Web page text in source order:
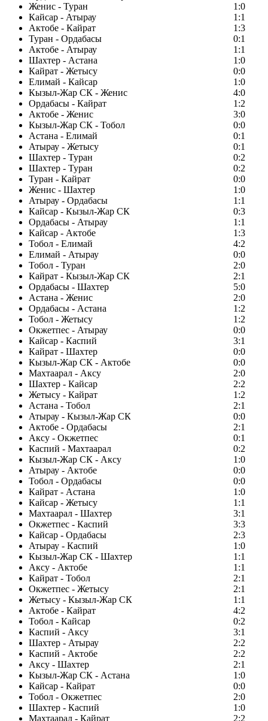
Женис - Туран
1:0
Кайсар - Атырау
1:1
Актобе - Кайрат
1:3
Туран - Ордабасы
0:1
Актобе - Атырау
1:1
Шахтер - Астана
1:0
Кайрат - Жетысу
0:0
Елимай - Кайсар
1:0
Кызыл-Жар СК - Женис
4:0
Ордабасы - Кайрат
1:2
Актобе - Женис
3:0
Кызыл-Жар СК - Тобол
0:0
Астана - Елимай
0:1
Атырау - Жетысу
0:1
Шахтер - Туран
0:2
Шахтер - Туран
0:2
Туран - Кайрат
0:0
Женис - Шахтер
1:0
Атырау - Ордабасы
1:1
Кайсар - Кызыл-Жар СК
0:3
Ордабасы - Атырау
1:1
Кайсар - Актобе
1:3
Тобол - Елимай
4:2
Елимай - Атырау
0:0
Тобол - Туран
2:0
Кайрат - Кызыл-Жар СК
2:1
Ордабасы - Шахтер
5:0
Астана - Женис
2:0
Ордабасы - Астана
1:2
Тобол - Жетысу
1:2
Окжетпес - Атырау
0:0
Кайсар - Каспий
3:1
Кайрат - Шахтер
0:0
Кызыл-Жар СК - Актобе
0:0
Махтаарал - Аксу
2:0
Шахтер - Кайсар
2:2
Жетысу - Кайрат
1:2
Астана - Тобол
2:1
Атырау - Кызыл-Жар СК
0:0
Актобе - Ордабасы
2:1
Аксу - Окжетпес
0:1
Каспий - Махтаарал
0:2
Кызыл-Жар СК - Аксу
1:0
Атырау - Актобе
0:0
Тобол - Ордабасы
0:0
Кайрат - Астана
1:0
Кайсар - Жетысу
1:1
Махтаарал - Шахтер
3:1
Окжетпес - Каспий
3:3
Кайсар - Ордабасы
2:3
Атырау - Каспий
1:0
Кызыл-Жар СК - Шахтер
1:1
Аксу - Актобе
1:1
Кайрат - Тобол
2:1
Окжетпес - Жетысу
2:1
Жетысу - Кызыл-Жар СК
1:1
Актобе - Кайрат
4:2
Тобол - Кайсар
0:2
Каспий - Аксу
3:1
Шахтер - Атырау
2:2
Каспий - Актобе
2:2
Аксу - Шахтер
2:1
Кызыл-Жар СК - Астана
1:0
Кайсар - Кайрат
0:0
Тобол - Окжетпес
2:0
Шахтер - Каспий
1:0
Махтаарал - Кайрат
2:2